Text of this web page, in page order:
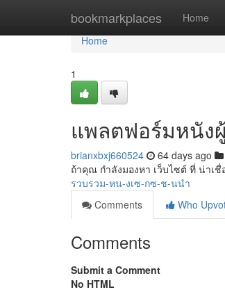
bookmarkplaces Home
Home
Home
1
แพลตฟอร์มหนัง
brianxbxj660524 64 days ago
ถ้าคุณ กำลังมองหา เว็บไซต์ ที่ น่าเ
รวบรวม-หน-งเซ-กซ-ช-นนำ
Comments
Who
Comments
Submit a Comment
No HTML